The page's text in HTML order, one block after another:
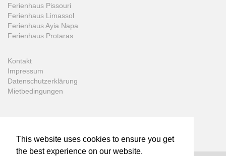
This website uses cookies to ensure you get
the best experience on our website.
Ferienhaus Pissouri
Ferienhaus Limassol
Ferienhaus Ayia Napa
Ferienhaus Protaras
Kontakt
Impressum
Datenschutzerklärung
Mietbedingungen